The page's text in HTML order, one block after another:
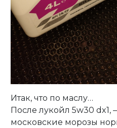
Итак, что по маслу…
После лукойл 5w30
московские морозы